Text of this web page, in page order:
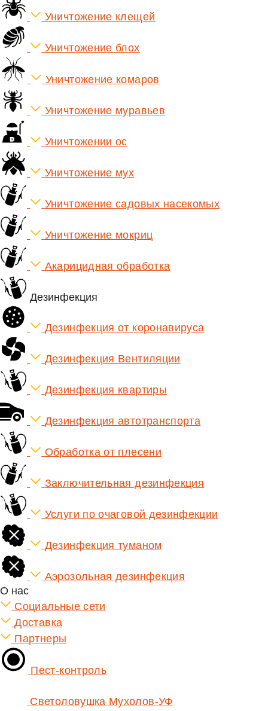
Уничтожение клещей
Уничтожение блох
Уничтожение комаров
Уничтожение муравьев
Уничтожении ос
Уничтожение мух
Уничтожение садовых насекомых
Уничтожение мокриц
Акарицидная обработка
Дезинфекция
Дезинфекция от коронавируса
Дезинфекция Вентиляции
Дезинфекция квартиры
Дезинфекция автотранспорта
Обработка от плесени
Заключительная дезинфекция
Услуги по очаговой дезинфекции
Дезинфекция туманом
Аэрозольная дезинфекция
О нас
Социальные сети
Доставка
Партнеры
Пест-контроль
Светоловушка Мухолов-УФ